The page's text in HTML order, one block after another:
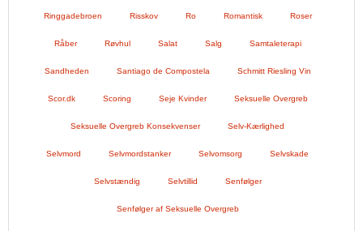
Ringgadebroen Risskov Ro Romantisk Roser
Råber Røvhul Salat Salg Samtaleterapi
Sandheden Santiago de Compostela Schmitt Riesling Vin
Scor.dk Scoring Seje Kvinder Seksuelle Overgreb
Seksuelle Overgreb Konsekvenser Selv-Kærlighed
Selvmord Selvmordstanker Selvomsorg Selvskade
Selvstændig Selvtillid Senfølger
Senfølger af Seksuelle Overgreb